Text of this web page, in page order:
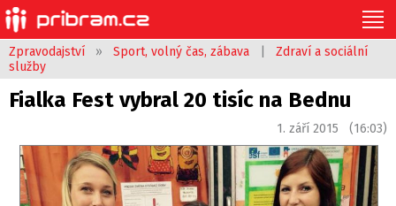
Zpravodajství » Sport, volný čas, zábava
Zdraví a sociální
služby
Fialka Fest vybral 20 tisíc na Bednu
1. září 2015 (16:03)